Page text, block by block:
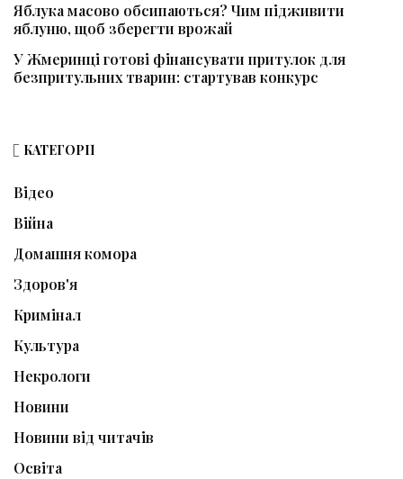
Яблука масово обсипаються? Чим підживити
яблуню, щоб зберегти врожай
У Жмеринці готові фінансувати притулок для
безпритульних тварин: стартував конкурс
КАТЕГОРІЇ
Відео
Війна
Домашня комора
Здоров'я
Кримінал
Культура
Некрологи
Новини
Новини від читачів
Освіта